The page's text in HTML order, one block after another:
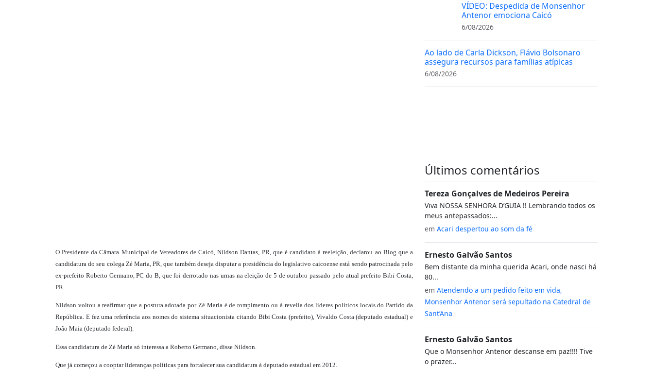
O Presidente da Câmara Municipal de Vereadores de Caicó, Nildson Dantas, PR, que é candidato à reeleição, declarou ao Blog que a
candidatura do seu colega Zé Maria, PR, que também deseja disputar a presidência do legislativo caicoense está sendo patrocinada pelo
ex-prefeito Roberto Germano, PC do B, que foi derrotado nas urnas na eleição de 5 de outubro passado pelo atual prefeito Bibi Costa,
PR.
Nildson voltou a reafirmar que a postura adotada por Zé Maria é de rompimento ou à revelia dos líderes políticos locais do Partido da
República. E fez uma referência aos nomes do sistema situacionista citando Bibi Costa (prefeito), Vivaldo Costa (deputado estadual) e
João Maia (deputado federal).
Essa candidatura de Zé Maria só interessa a Roberto Germano, disse Nildson.
Que já começou a cooptar lideranças políticas para fortalecer sua candidatura à deputado estadual em 2012.
VÍDEO: Despedida de Monsenhor
Antenor emociona Caicó
6/08/2026
Ao lado de Carla Dickson, Flávio Bolsonaro
assegura recursos para famílias atípicas
6/08/2026
Últimos comentários
Tereza Gonçalves de Medeiros Pereira
Viva NOSSA SENHORA D’GUIA !! Lembrando todos os
meus antepassados:...
em Acari despertou ao som da fé
Ernesto Galvão Santos
Bem distante da minha querida Acari, onde nasci há
80...
em Atendendo a um pedido feito em vida,
Monsenhor Antenor será sepultado na Catedral de
Sant’Ana
Ernesto Galvão Santos
Que o Monsenhor Antenor descanse em paz!!!! Tive
o prazer...